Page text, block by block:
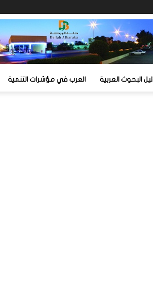
البحوث العربية العرب في مؤشرات التنمية